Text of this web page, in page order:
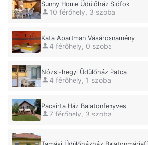
Sunny Home Üdülőház Siófok
10 férőhely, 3 szoba
Kata Apartman Vásárosnamény
4 férőhely, 0 szoba
Nózsi-hegyi Üdülőház Patca
4 férőhely, 1 szoba
Pacsirta Ház Balatonfenyves
7 férőhely, 3 szoba